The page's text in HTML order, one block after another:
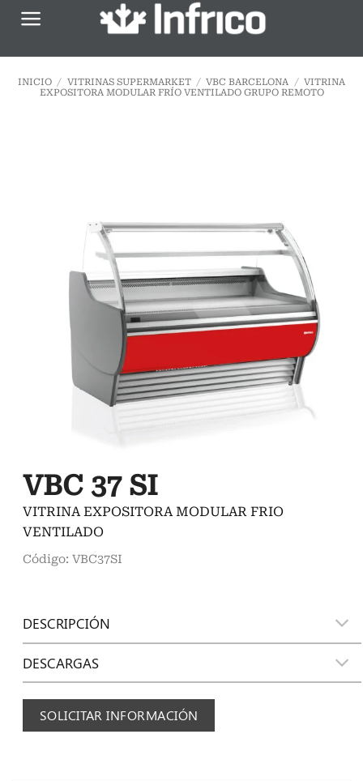
Saltar
INICIO / VITRINAS SUPERMARKET / VBC BARCELONA / VITRINA
EXPOSITORA MODULAR FRÍO VENTILADO GRUPO REMOTO
VBC 37 SI
VITRINA EXPOSITORA MODULAR FRIO
VENTILADO
Código: VBC37SI
DESCRIPCIÓN
DESCARGAS
SOLICITAR INFORMACIÓN